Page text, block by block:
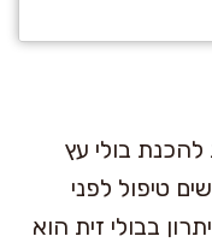
בולי עץ
טיפול לפני
בבולי זית הוא